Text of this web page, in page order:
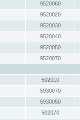
9520060
9520020
9520030
9520040
9520050
9520070
502010
5930070
5930050
502070